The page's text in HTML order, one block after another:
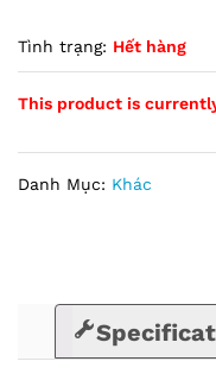
Tình trạng: Hết hàng
This product is
Danh Mục: Khác